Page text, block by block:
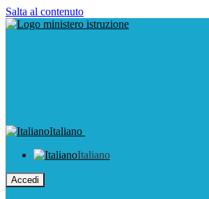
Salta al contenuto
Italiano
Italiano
Accedi